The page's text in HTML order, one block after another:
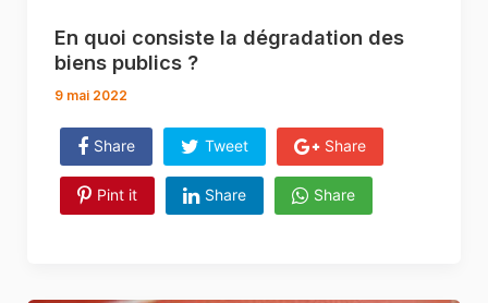
En quoi consiste la dégradation des
biens publics ?
9 mai 2022
Share Tweet Share
Pint it Share Share